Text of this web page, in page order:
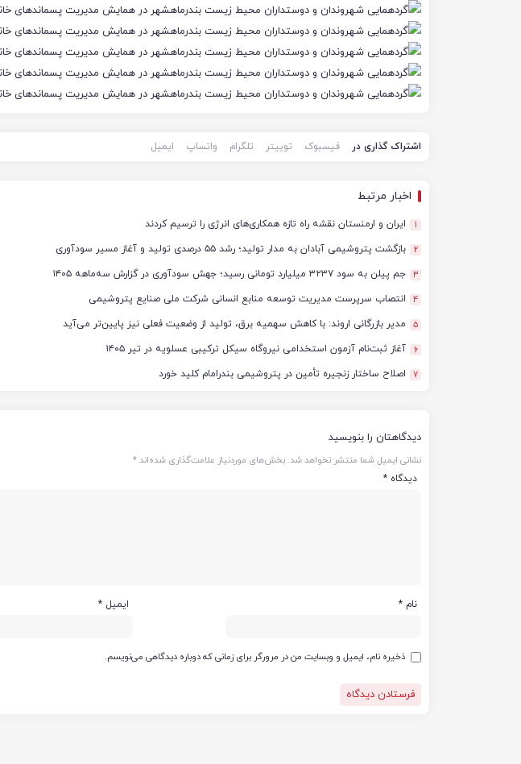
اشتراک گذاری در فیسبوک توییتر تلگرام واتساپ ایمیل
اخبار مرتبط
1 ایران و ارمنستان نقشه راه تازه همکاری‌های انرژی را ترسیم کردند
2 بازگشت پتروشیمی آبادان به مدار تولید؛ رشد ۵۵ درصدی تولید و آغاز مسیر سودآوری
3 جم پیلن به سود ۳۲۳۷ میلیارد تومانی رسید؛ جهش سودآوری در گزارش سه‌ماهه ۱۴۰۵
4 انتصاب سرپرست مدیریت توسعه منابع انسانی شرکت ملی صنایع پتروشیمی
5 مدیر بازرگانی اروند: با کاهش سهمیه برق، تولید از وضعیت فعلی نیز پایین‌تر می‌آید
6 آغاز ثبت‌نام آزمون استخدامی نیروگاه سیکل ترکیبی عسلویه در تیر ۱۴۰۵
7 اصلاح ساختار زنجیره تأمین در پتروشیمی بندرامام کلید خورد
دیدگاهتان را بنویسید
نشانی ایمیل شما منتشر نخواهد شد. بخش‌های موردنیاز علامت‌گذاری شده‌اند*
دیدگاه *
نام * ایمیل *
ذخیره نام، ایمیل و وبسایت من در مرورگر برای زمانی که دوباره دیدگاهی می‌نویسم.